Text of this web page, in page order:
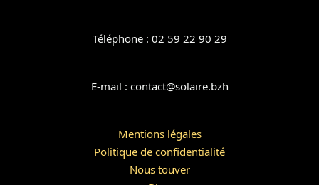
Téléphone : 02 59 22 90 29
E-mail : contact@solaire.bzh
Mentions légales
Politique de confidentialité
Nous touver